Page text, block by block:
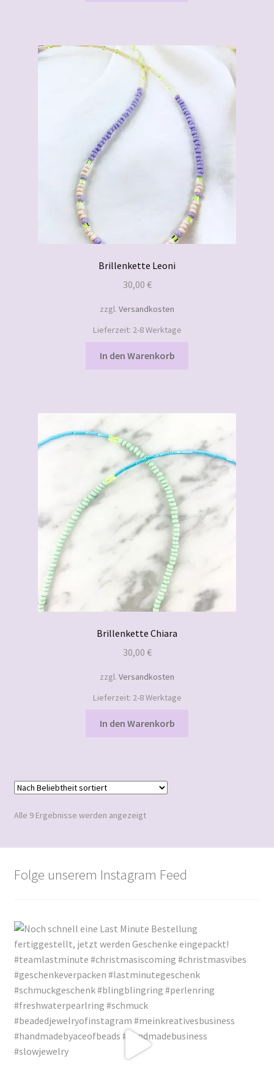
Brillenkette Leoni
30,00 €
zzgl. Versandkosten
Lieferzeit: 2-8 Werktage
In den Warenkorb
Brillenkette Chiara
30,00 €
zzgl. Versandkosten
Lieferzeit: 2-8 Werktage
In den Warenkorb
Alle 9 Ergebnisse werden angezeigtNach
Folge unserem Instagram Feed